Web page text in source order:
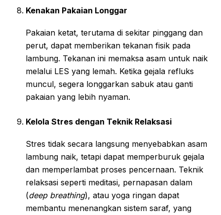
Kenakan Pakaian Longgar
Pakaian ketat, terutama di sekitar pinggang dan
perut, dapat memberikan tekanan fisik pada
lambung. Tekanan ini memaksa asam untuk naik
melalui LES yang lemah. Ketika gejala refluks
muncul, segera longgarkan sabuk atau ganti
pakaian yang lebih nyaman.
Kelola Stres dengan Teknik Relaksasi
Stres tidak secara langsung menyebabkan asam
lambung naik, tetapi dapat memperburuk gejala
dan memperlambat proses pencernaan. Teknik
relaksasi seperti meditasi, pernapasan dalam
(deep breathing), atau yoga ringan dapat
membantu menenangkan sistem saraf, yang